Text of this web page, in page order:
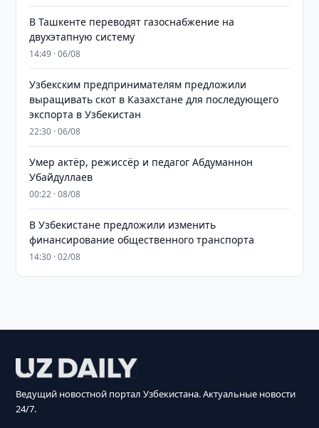
В Ташкенте переводят газоснабжение на
двухэтапную систему
14:49 · 06/08
Узбекским предпринимателям предложили
выращивать скот в Казахстане для последующего
экспорта в Узбекистан
22:30 · 06/08
Умер актёр, режиссёр и педагог Абдуманнон
Убайдуллаев
00:22 · 08/08
В Узбекистане предложили изменить
финансирование общественного транспорта
14:30 · 02/08
Ведущий новостной портал Узбекистана. Актуальные новости
24/7.